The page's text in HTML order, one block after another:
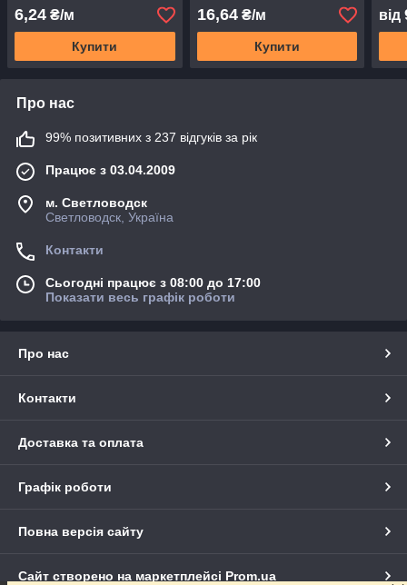
6,24 ₴/м
Купити
16,64₴/м
Купити
від
Про нас
99% позитивних з 237 відгуків за рік
Працює з 03.04.2009
м. Светловодск
Светловодск, Україна
Контакти
Сьогодні працює з 08:00 до 17:00
Показати весь графік роботи
Про нас
Контакти
Доставка та оплата
Графік роботи
Повна версія сайту
Сайт створено на маркетплейсі Prom.ua